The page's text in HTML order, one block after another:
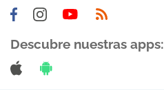
Descubre nuestras apps: